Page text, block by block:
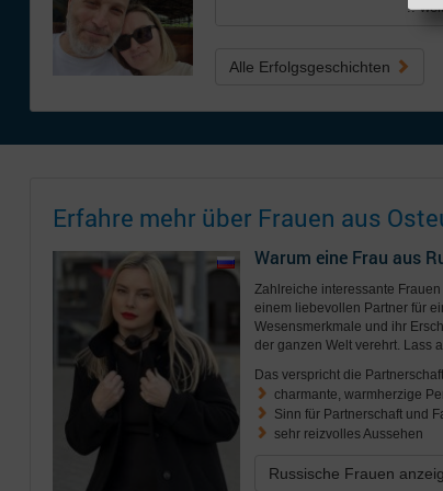
..
Alle Erfolgsgeschichten
Erfahre mehr über Frauen aus
Warum eine Frau aus
Zahlreiche interessante
einem liebevollen Partner für
Wesensmerkmale und ihr
der ganzen Welt verehrt. Lass
Das verspricht die
charmante, warmherzige
Sinn für Partnerschaft und
sehr reizvolles Aussehen
Russische Frauen